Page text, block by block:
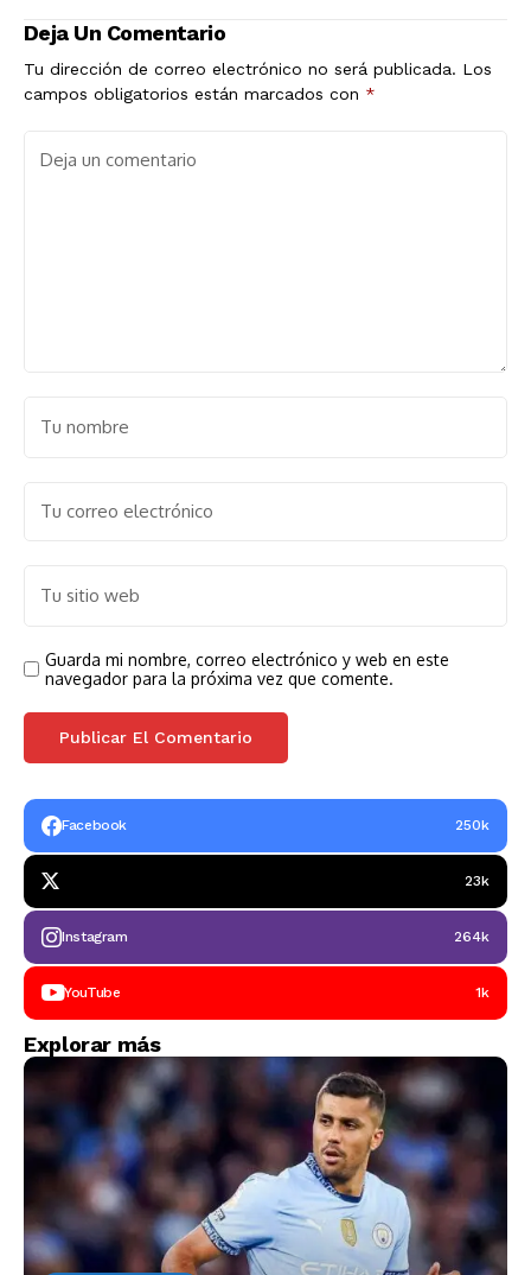
Deja Un Comentario
Tu dirección de correo electrónico no será publicada. Los
campos obligatorios están marcados con *
Guarda mi nombre, correo electrónico y web en este
navegador para la próxima vez que comente.
Facebook 250k
23k
Instagram 264k
YouTube 1k
Explorar más